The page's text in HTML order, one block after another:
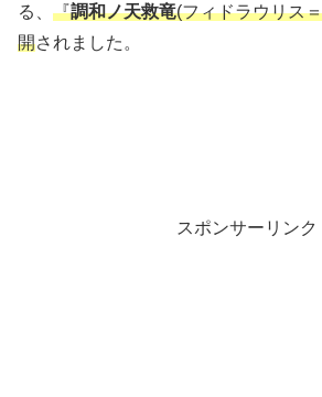
る、 『調和ノ天救竜(フィドラウリス
開されました。
スポンサーリンク